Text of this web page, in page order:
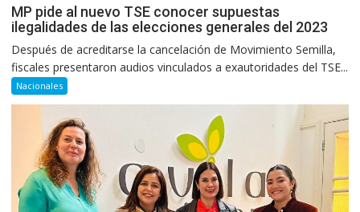
MP pide al nuevo TSE conocer supuestas
ilegalidades de las elecciones generales del 2023
Después de acreditarse la cancelación de Movimiento Semilla,
fiscales presentaron audios vinculados a exautoridades del TSE...
Nacionales